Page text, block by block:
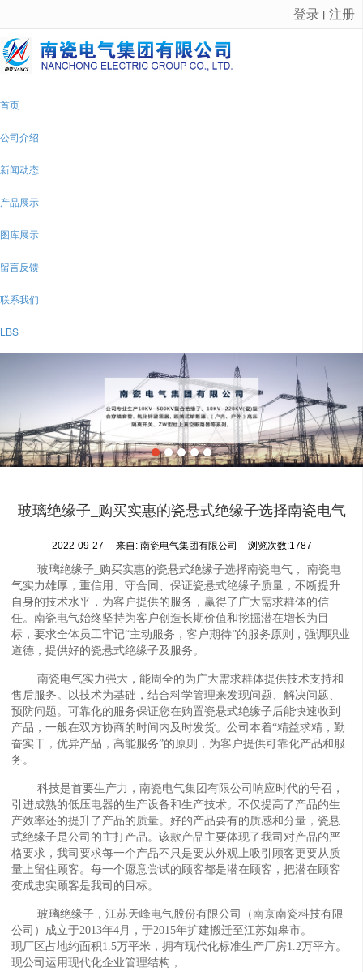
很遗憾，因您的浏览器版本过低导致无法获得最佳浏览体验，推荐下载安装谷歌浏览器！
登录 丨 注册
首页
公司介绍
新闻动态
产品展示
图库展示
留言反馈
联系我们
LBS
玻璃绝缘子_购买实惠的瓷悬式绝缘子选择南瓷电气
2022-09-27 来自: 南瓷电气集团有限公司 浏览次数:1787
玻璃绝缘子_购买实惠的瓷悬式绝缘子选择南瓷电气， 南瓷电
气实力雄厚，重信用、守合同、保证瓷悬式绝缘子质量，不断提升
自身的技术水平，为客户提供的服务，赢得了广大需求群体的信
任。南瓷电气始终坚持为客户创造长期价值和挖掘潜在增长为目
标，要求全体员工牢记“主动服务，客户期待”的服务原则，强调职业
道德，提供好的瓷悬式绝缘子及服务。
南瓷电气实力强大，能周全的为广大需求群体提供技术支持和
售后服务。以技术为基础，结合科学管理来发现问题、解决问题、
预防问题。可靠化的服务保证您在购置瓷悬式绝缘子后能快速收到
产品，一般在双方协商的时间内及时发货。公司本着“精益求精，勤
奋实干，优异产品，高能服务”的原则，为客户提供可靠化产品和服
务。
科技是首要生产力，南瓷电气集团有限公司响应时代的号召，
引进成熟的低压电器的生产设备和生产技术。不仅提高了产品的生
产效率还的提升了产品的质量。好的产品要有的质感和分量，瓷悬
式绝缘子是公司的主打产品。该款产品主要体现了我司对产品的严
格要求，我司要求每一个产品不只是要从外观上吸引顾客更要从质
量上留住顾客。每一个愿意尝试的顾客都是潜在顾客，把潜在顾客
变成忠实顾客是我司的目标。
玻璃绝缘子，江苏天峰电气股份有限公司（南京南瓷科技有限
公司）成立于2013年4月，于2015年扩建搬迁至江苏如皋市。
现厂区占地约面积1.5万平米，拥有现代化标准生产厂房1.2万平方。
现公司运用现代化企业管理结构，